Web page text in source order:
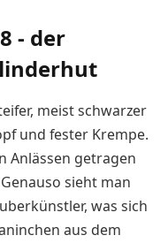
meist schwarzer
und fester Krempe.
Anlässen getragen
sieht man
was sich
aus dem